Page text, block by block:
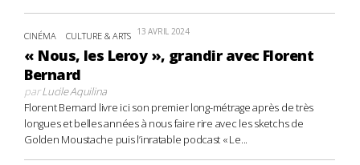
CINÉMA CULTURE & ARTS 13 AVRIL 2024
« Nous, les Leroy », grandir avec Florent
Bernard
parLucile Aquilina
Florent Bernard livre ici son premier long-métrage après de très
longues et belles années à nous faire rire avec les sketchs de
Golden Moustache puis l’inratable podcast « Le...